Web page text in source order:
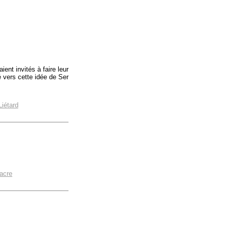
invités à faire leur
vers cette idée de Ser